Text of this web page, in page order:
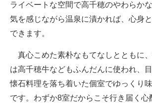
ライベートな空間で高千穂のやわらか
気を感じながら温泉に漬かれば、心身
できます。
真心こめた素朴なもてなしとともに
は高千穂牛などもふんだんに使われ、
懐石料理を落ち着いた個室でゆっくり
です。わずか8室だからこそ行き届く心